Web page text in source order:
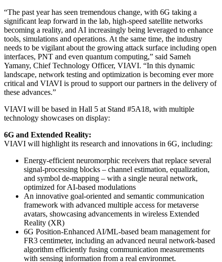
“The past year has seen tremendous change, with 6G taking a
significant leap forward in the lab, high-speed satellite networks
becoming a reality, and AI increasingly being leveraged to enhance
tools, simulations and operations. At the same time, the industry
needs to be vigilant about the growing attack surface including open
interfaces, PNT and even quantum computing,” said Sameh
Yamany, Chief Technology Officer, VIAVI. “In this dynamic
landscape, network testing and optimization is becoming ever more
critical and VIAVI is proud to support our partners in the delivery of
these advances.”
VIAVI will be based in Hall 5 at Stand #5A18, with multiple
technology showcases on display:
6G and Extended Reality:
VIAVI will highlight its research and innovations in 6G, including:
Energy-efficient neuromorphic receivers that replace several
signal-processing blocks – channel estimation, equalization,
and symbol de-mapping – with a single neural network,
optimized for AI-based modulations
An innovative goal-oriented and semantic communication
framework with advanced multiple access for metaverse
avatars, showcasing advancements in wireless Extended
Reality (XR)
6G Position-Enhanced AI/ML-based beam management for
FR3 centimeter, including an advanced neural network-based
algorithm efficiently fusing communication measurements
with sensing information from a real environmet.